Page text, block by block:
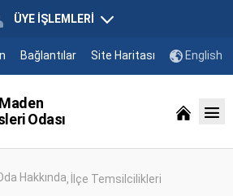
ÜYE İŞLEMLERİ
Bağlantılar Site Haritası English
Odası
Hakkında İlçe Temsilcilikleri